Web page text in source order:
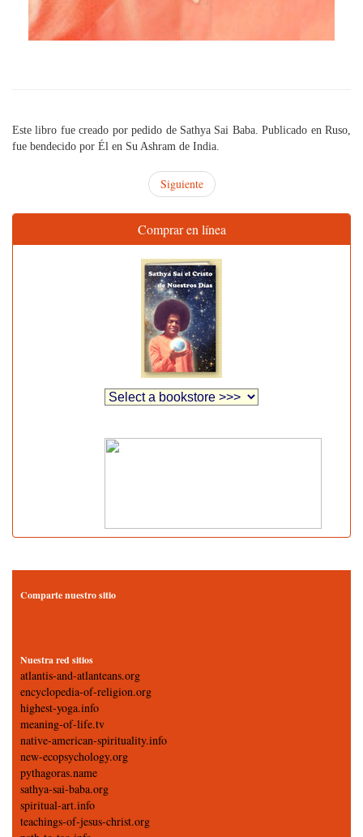
Este libro fue creado por pedido de Sathya Sai Baba. Publicado en Ruso,
fue bendecido por Él en Su Ashram de India.
Siguiente
Comprar en línea
Comparte nuestro sitio
Nuestra red sitios
atlantis-and-atlanteans.org
encyclopedia-of-religion.org
highest-yoga.info
meaning-of-life.tv
native-american-spirituality.info
new-ecopsychology.org
pythagoras.name
sathya-sai-baba.org
spiritual-art.info
teachings-of-jesus-christ.org